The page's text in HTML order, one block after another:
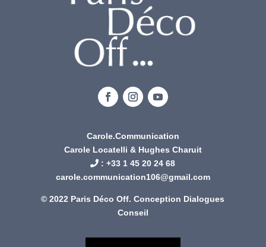
Carole.Communication
Carole Locatelli & Hughes Charuit
: +33 1 45 20 24 68
carole.communication106@gmail.com
© 2022 Paris Déco Off. Conception Dialogues
Conseil